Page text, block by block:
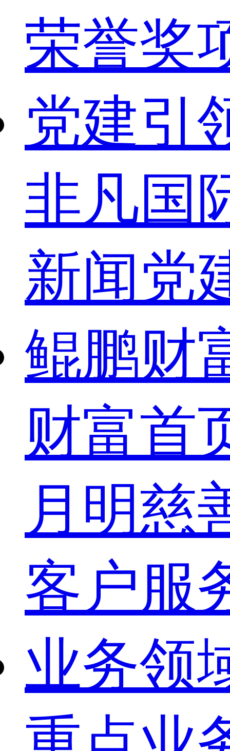
荣誉奖
党建引
非凡国
新闻 党
鲲鹏财
财富首
月明慈
客户服
业务领